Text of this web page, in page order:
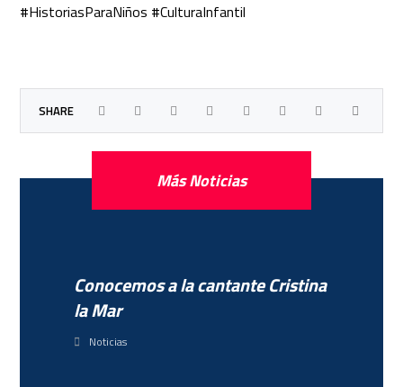
#HistoriasParaNiños #CulturaInfantil
Más Noticias
Conocemos a la cantante Cristina
la Mar
Noticias